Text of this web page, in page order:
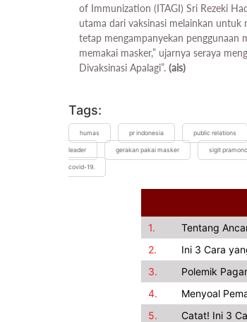
of Immunization (ITAGI) Sri Rezeki
utama dari vaksinasi melainkan
tetap mengampanyekan penggunaan
memakai masker,” ujarnya seraya
Divaksinasi Apalagi”. (ais)
Tags:
humas pr indonesia public relations
leader gerakan pakai masker sigit pramono
covid-19.
1.
Tentang
2.
Ini 3 Cara
3.
Polemik
4.
Menyoal
5.
Catat! Ini 3